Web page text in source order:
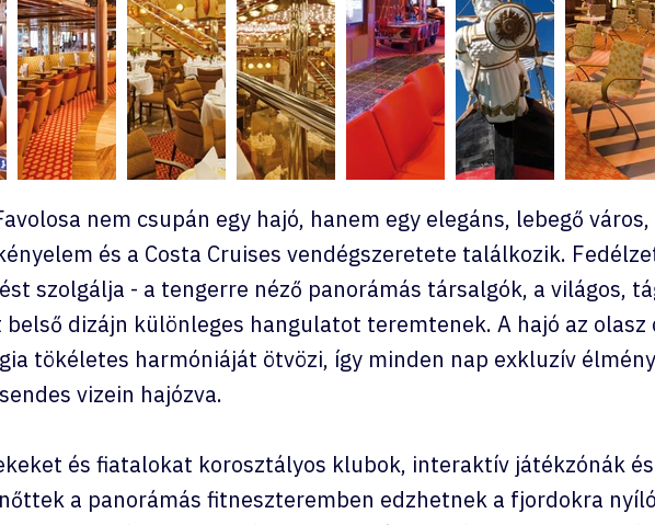
nem csupán egy hajó, hanem egy elegáns, lebegő
és a Costa Cruises vendégszeretete találkozik.
szolgálja - a tengerre néző panorámás társalgók, a világos,
dizájn különleges hangulatot teremtenek. A hajó az olasz
tökéletes harmóniáját ötvözi, így minden nap exkluzív
vizein hajózva.
és fiatalokat korosztályos klubok, interaktív játékzónák
a panorámás fitneszteremben edzhetnek a fjordokra